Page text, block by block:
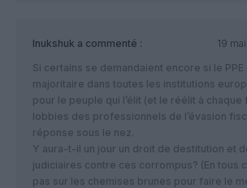
Inukshuk a commenté :
19
Si certains se demandaient encore si le
majoritaire dans toutes les institutions
pour le peuple qui l’élit (et le réélit à
lobbies des professionnels de l’évasion
réponse sous le nez.
Y aura-t-il un jour un droit de destitution et
judiciaires contre ces corrompus? (En tous
pas sur les chemises brunes pour faire le